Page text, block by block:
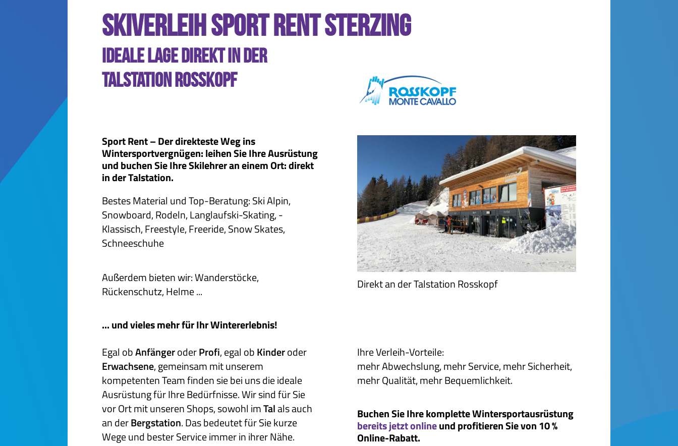
Skiverleih Sport rent Sterzing
Ideale Lage direkt in der
Talstation Rosskopf
Sport Rent – Der direkteste Weg ins
Wintersportvergnügen: leihen Sie Ihre Ausrüstung
und buchen Sie Ihre Skilehrer an einem Ort: direkt
in der Talstation.
Bestes Material und Top-Beratung: Ski Alpin,
Snowboard, Rodeln, Langlaufski-Skating, -
Klassisch, Freestyle, Freeride, Snow Skates,
Schneeschuhe
Außerdem bieten wir: Wanderstöcke,
Rückenschutz, Helme ...
... und vieles mehr für Ihr Wintererlebnis!
Direkt an der Talstation Rosskopf
Egal obAnfängeroderProfi, egal obKinderoder
Erwachsene, gemeinsam mit unserem
kompetenten Team finden sie bei uns die ideale
Ausrüstung für Ihre Bedürfnisse. Wir sind für Sie
vor Ort mit unseren Shops, sowohl imTalals auch
an derBergstation. Das bedeutet für Sie kurze
Wege und bester Service immer in ihrer Nähe.
Ihre Verleih-Vorteile:
mehr Abwechslung, mehr Service, mehr Sicherheit,
mehr Qualität, mehr Bequemlichkeit.
Buchen Sie Ihre komplette Wintersportausrüstung
bereits jetzt onlineund profitieren Sie von 10 %
Online-Rabatt.